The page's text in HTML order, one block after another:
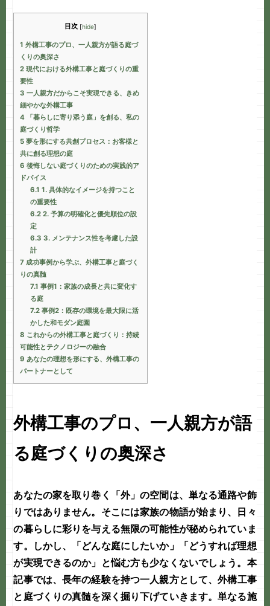
目次 [hide]
1 外構工事のプロ、一人親方が語る庭づ
くりの奥深さ
2 現代における外構工事と庭づくりの重
要性
3 一人親方だからこそ実現できる、きめ
細やかな外構工事
4 「暮らしに寄り添う庭」を創る、私の
庭づくり哲学
5 夢を形にする共創プロセス：お客様と
共に創る理想の庭
6 後悔しない庭づくりのための実践的ア
ドバイス
6.1 1. 具体的なイメージを持つこと
の重要性
6.2 2. 予算の明確化と優先順位の設
定
6.3 3. メンテナンス性を考慮した設
計
7 成功事例から学ぶ、外構工事と庭づく
りの真髄
7.1 事例1：家族の成長と共に変化す
る庭
7.2 事例2：既存の環境を最大限に活
かした和モダン庭園
8 これからの外構工事と庭づくり：持続
可能性とテクノロジーの融合
9 あなたの理想を形にする、外構工事の
パートナーとして
外構工事のプロ、一人親方が語
る庭づくりの奥深さ
あなたの家を取り巻く「外」の空間は、単なる通路や飾
りではありません。そこには家族の物語が始まり、日々
の暮らしに彩りを与える無限の可能性が秘められていま
す。しかし、「どんな庭にしたいか」「どうすれば理想
が実現できるのか」と悩む方も少なくないでしょう。本
記事では、長年の経験を持つ一人親方として、外構工事
と 庭づくりの真髄を深く掘り下げていきます。単なる施